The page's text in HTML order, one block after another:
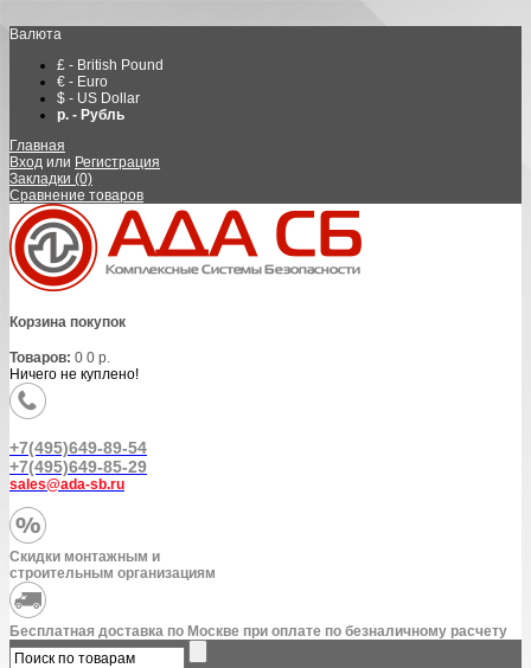
Валюта
£ - British Pound
€ - Euro
$ - US Dollar
р. - Рубль
Главная
Вход или Регистрация
Закладки (0)
Сравнение товаров
Корзина покупок
Товаров: 0 0 р.
Ничего не куплено!
+7(495)649-89-54
+7(495)649-85-29
sales@ada-sb.ru
Скидки монтажным и
строительным организациям
Бесплатная доставка по Москве при оплате по безналичному расчету